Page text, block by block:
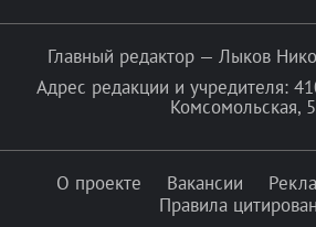
Главный редактор — Лыков
Адрес редакции и учредителя:
Комсомольская,
О проекте Вакансии
Правила